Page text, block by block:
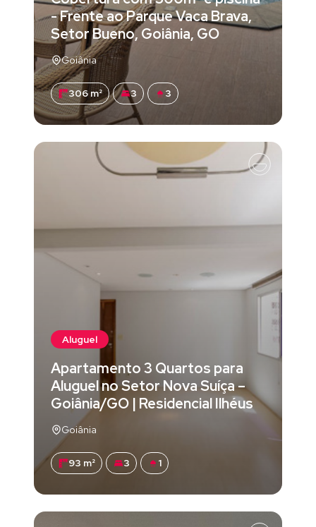
- Frente ao Parque Vaca Brava,
Setor Bueno, Goiânia, GO
Goiânia
306 m² 3 3
Aluguel
Apartamento 3 Quartos para
Aluguel no Setor Nova Suíça –
Goiânia/GO | Residencial Ilhéus
Goiânia
93 m² 3 1